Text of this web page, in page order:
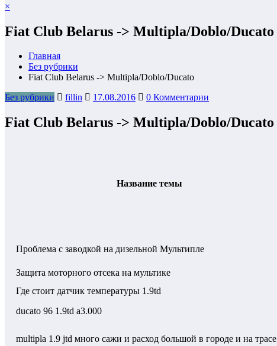
×
Fiat Club Belarus -> Multipla/Doblo/Ducato
Главная
Без рубрики
Fiat Club Belarus -> Multipla/Doblo/Ducato
Без рубрики
fillin 17.08.2016 0 Комментарии
Fiat Club Belarus -> Multipla/Doblo/Ducato
Название темы
Проблема с заводкой на дизельной Мультипле
Защита моторного отсека на мультике
Где стоит датчик температуры 1.9td
ducato 96 1.9td a3.000
multipla 1.9 jtd много сажи и расход большой в городе и на трасе